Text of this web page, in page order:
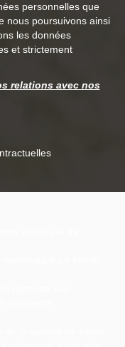
personnelles que
nous poursuivons ainsi
les données
et strictement
relations avec nos